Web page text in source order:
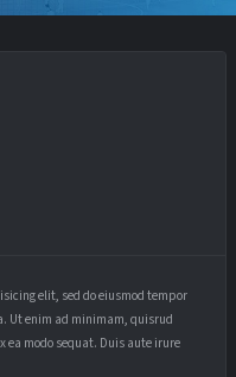
elit, sed do eiusmod tempor
Ut enim ad minimam, quisrud
modo sequat. Duis aute irure